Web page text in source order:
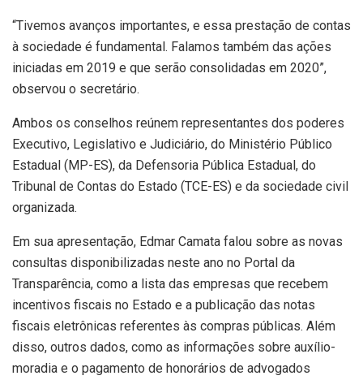
“Tivemos avanços importantes, e essa prestação de contas
à sociedade é fundamental. Falamos também das ações
iniciadas em 2019 e que serão consolidadas em 2020”,
observou o secretário.
Ambos os conselhos reúnem representantes dos poderes
Executivo, Legislativo e Judiciário, do Ministério Público
Estadual (MP-ES), da Defensoria Pública Estadual, do
Tribunal de Contas do Estado (TCE-ES) e da sociedade civil
organizada.
Em sua apresentação, Edmar Camata falou sobre as novas
consultas disponibilizadas neste ano no Portal da
Transparência, como a lista das empresas que recebem
incentivos fiscais no Estado e a publicação das notas
fiscais eletrônicas referentes às compras públicas. Além
disso, outros dados, como as informações sobre auxílio-
moradia e o pagamento de honorários de advogados